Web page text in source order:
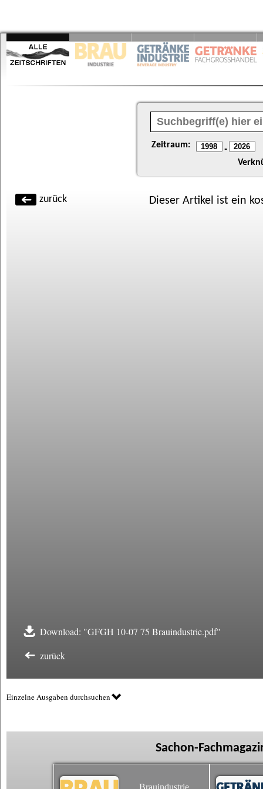
Zeitraum: -
zurück Dieser Artikel ist ein
Download: "GFGH 10-07 75 Brauindustrie.pdf"
zurück
Einzelne Ausgaben durchsuchen
Sachon-
Brauindustrie